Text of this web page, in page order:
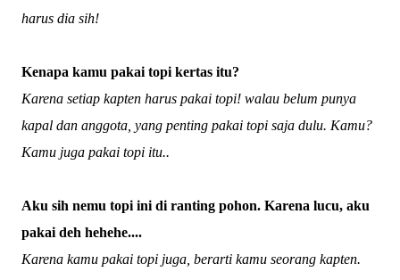
harus dia sih!
Kenapa kamu pakai topi kertas itu?
Karena setiap kapten harus pakai topi! walau belum punya
kapal dan anggota yang penting pakai topi saja dulu. Kamu?
Kamu juga pakai topi itu..
Aku sih nemu topi ini di ranting pohon. Karena lucu, aku
pakai deh hehehe....
Karena kamu pakai topi juga, berarti kamu seorang kapten.